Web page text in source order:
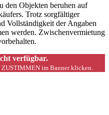
den Objekten beruhen auf
Trotz sorgfältiger
Vollständigkeit der Angaben
werden. Zwischenvermietung
verfügbar.
im Banner klicken.